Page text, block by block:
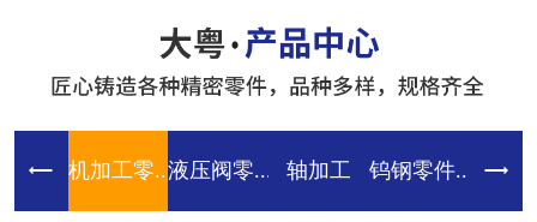
机加工零...液压阀零... 轴加工 钨钢零件... 齿轮